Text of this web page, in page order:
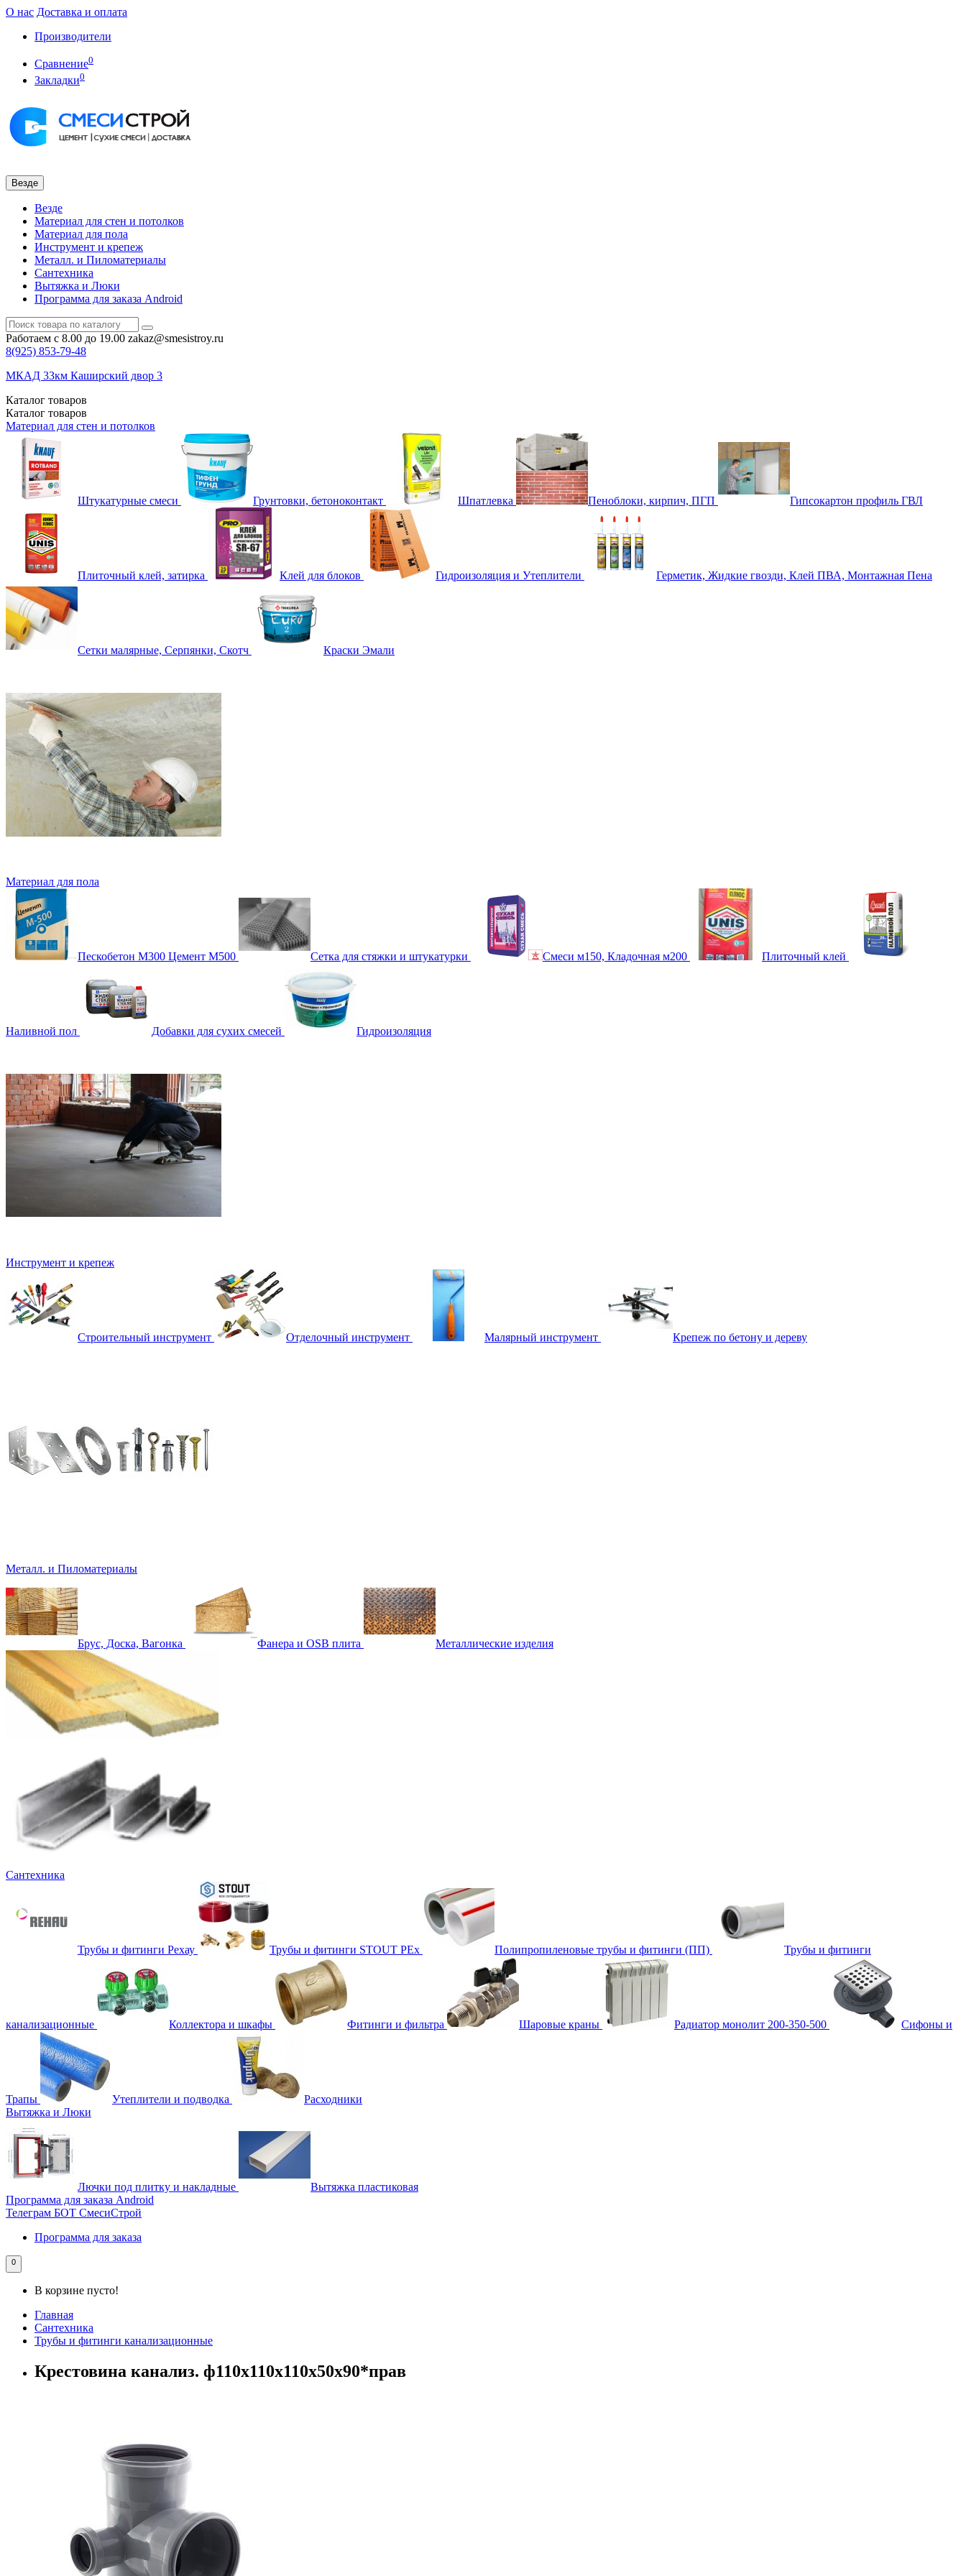
О нас Доставка и оплата
Производители
Сравнение0
Закладки0
Везде
Везде
Материал для стен и потолков
Материал для пола
Инструмент и крепеж
Металл. и Пиломатериалы
Сантехника
Вытяжка и Люки
Программа для заказа Android
Работаем с 8.00 до 19.00 zakaz@smesistroy.ru
8(925) 853-79-48
МКАД 33км Каширский двор 3
Каталог товаров
Каталог товаров
Материал для стен и потолков
Штукатурные смеси Грунтовки, бетоноконтакт Шпатлевка Пеноблоки, кирпич, ПГП Гипсокартон профиль ГВЛ
Плиточный клей, затирка Клей для блоков Гидроизоляция и Утеплители Герметик, Жидкие гвозди, Клей ПВА, Монтажная Пена
Сетки малярные, Серпянки, Скотч Краски Эмали
Материал для пола
Пескобетон М300 Цемент М500 Сетка для стяжки и штукатурки Смеси м150, Кладочная м200 Плиточный клей
Наливной пол Добавки для сухих смесей Гидроизоляция
Инструмент и крепеж
Строительный инструмент Отделочный инструмент Малярный инструмент Крепеж по бетону и дереву
Металл. и Пиломатериалы
Брус, Доска, Вагонка Фанера и OSB плита Металлические изделия
Сантехника
Трубы и фитинги Рехау Трубы и фитинги STOUT PEx Полипропиленовые трубы и фитинги (ПП) Трубы и фитинги
канализационные Коллектора и шкафы Фитинги и фильтра Шаровые краны Радиатор монолит 200-350-500 Сифоны и
Трапы Утеплители и подводка
Расходники
Вытяжка и Люки
Лючки под плитку и накладные
Вытяжка пластиковая
Программа для заказа Android
Телеграм БОТ СмесиСтрой
Программа для заказа
0
В корзине пусто!
Главная
Сантехника
Трубы и фитинги канализационные
Крестовина канализ. ф110х110х110х50х90*прав